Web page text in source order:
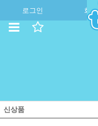
로그인 회
신상품